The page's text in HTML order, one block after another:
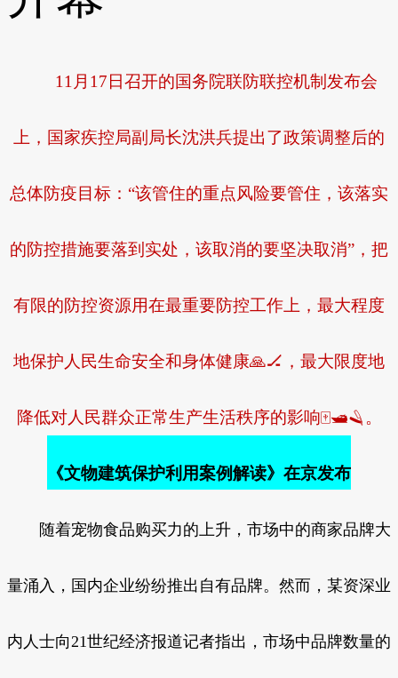
11月17日召开的国务院联防联控机制发布会
上，国家疾控局副局长沈洪兵提出了政策调整后的
总体防疫目标：“该管住的重点风险要管住，该落实
的防控措施要落到实处，该取消的要坚决取消”，把
有限的防控资源用在最重要防控工作上，最大程度
地保护人民生命安全和身体健康🙏🏒，最大限度地
降低对人民群众正常生产生活秩序的影响🀄🛥🪒。
《文物建筑保护利用案例解读》在京发布
随着宠物食品购买力的上升，市场中的商家品牌大
量涌入，国内企业纷纷推出自有品牌。然而，某资深业
内人士向21世纪经济报道记者指出，市场中品牌数量的